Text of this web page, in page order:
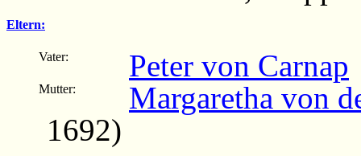
Eltern:
Vater: Peter von Carnap
Mutter:
Margaretha von
1692)